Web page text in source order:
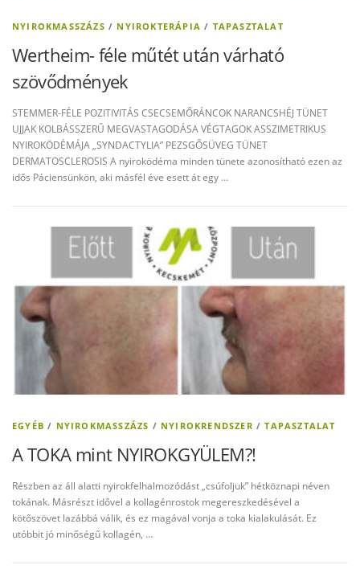
NYIROKMASSZÁZS / NYIROKTERÁPIA / TAPASZTALAT
Wertheim- féle műtét után várható
szövődmények
STEMMER-FÉLE POZITIVITÁS CSECSEMŐRÁNCOK NARANCSHÉJ TÜNET
UJJAK KOLBÁSSZERŰ MEGVASTAGODÁSA VÉGTAGOK ASSZIMETRIKUS
NYIROKÖDÉMÁJA „SYNDACTYLIA” PEZSGŐSÜVEG TÜNET
DERMATOSCLEROSIS A nyiroködéma minden tünete azonosítható ezen az
idős Páciensünkön, aki másfél éve esett át egy …
EGYÉB / NYIROKMASSZÁZS / NYIROKRENDSZER /TAPASZTALAT
A TOKA mint NYIROKGYÜLEM?!
Részben az áll alatti nyirokfelhalmozódást „csúfoljuk” hétköznapi néven
tokának. Másrészt idővel a kollagénrostok megereszkedésével a
kötőszövet lazábbá válik, és ez magával vonja a toka kialakulását. Ez
utóbbit jó minőségű kollagén, …